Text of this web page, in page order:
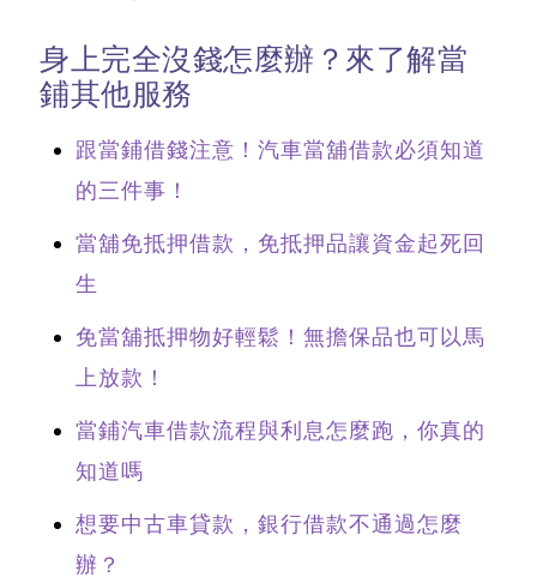
身上完全沒錢怎麼辦？來了解當
鋪其他服務
跟當鋪借錢注意！汽車當舖借款必須知道
的三件事！
當舖免抵押借款，免抵押品讓資金起死回
生
免當舖抵押物好輕鬆！無擔保品也可以馬
上放款！
當鋪汽車借款流程與利息怎麼跑，你真的
知道嗎
想要中古車貸款，銀行借款不通過怎麼
辦？